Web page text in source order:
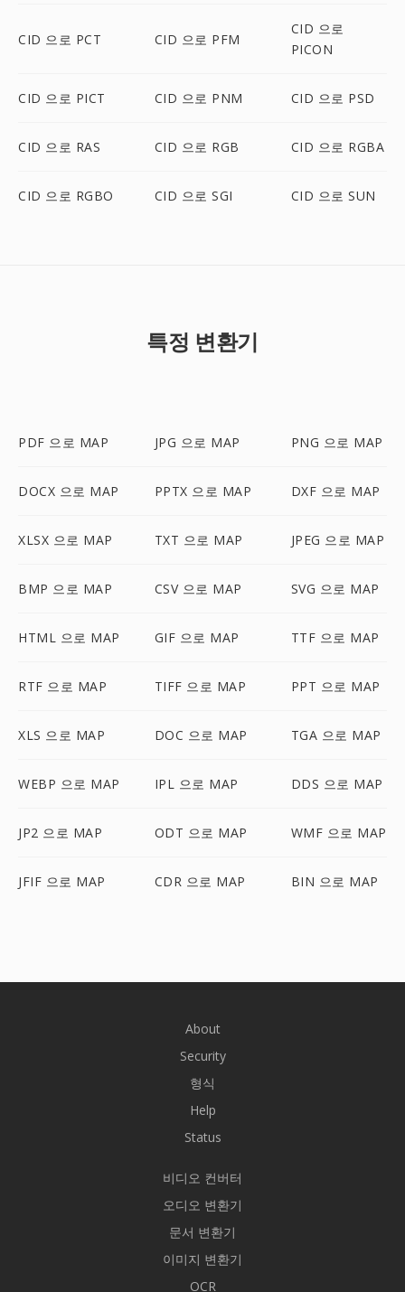
CID 으로 PCT CID 으로 PFM
CID 으로
PICON
CID 으로 PICT CID 으로 PNM CID 으로 PSD
CID 으로 RAS CID 으로 RGB CID 으로 RGBA
CID 으로 RGBO CID 으로 SGI CID 으로 SUN
특정 변환기
PDF 으로 MAP JPG 으로 MAP PNG 으로 MAP
DOCX 으로 MAP PPTX 으로 MAP DXF 으로 MAP
XLSX 으로 MAP TXT 으로 MAP JPEG 으로 MAP
BMP 으로 MAP CSV 으로 MAP SVG 으로 MAP
HTML 으로 MAP GIF 으로 MAP TTF 으로 MAP
RTF 으로 MAP TIFF 으로 MAP PPT 으로 MAP
XLS 으로 MAP DOC 으로 MAP TGA 으로 MAP
WEBP 으로 MAP IPL 으로 MAP DDS 으로 MAP
JP2 으로 MAP ODT 으로 MAP WMF 으로 MAP
JFIF 으로 MAP CDR 으로 MAP BIN 으로 MAP
About
Security
형식
Help
Status
비디오 컨버터
오디오 변환기
문서 변환기
이미지 변환기
OCR